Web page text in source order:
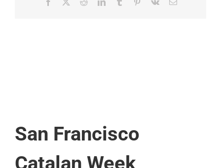
Facebook RedditLinkedInTumblr Pinterest
Vk Email:
San Francisco